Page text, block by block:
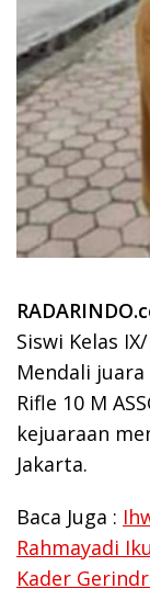
Siswi Kelas
Mendali
Rifle 10 M
kejuaraan
Jakarta.
Baca Juga :
Rahmayadi
Kader